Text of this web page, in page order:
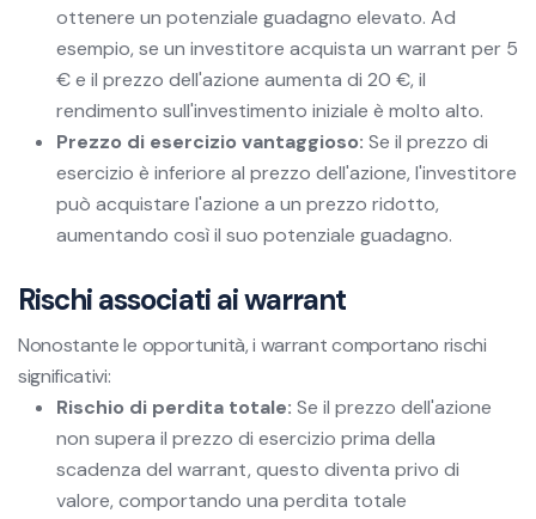
ottenere un potenziale guadagno elevato. Ad
esempio, se un investitore acquista un warrant per 5
€ e il prezzo dell'azione aumenta di 20 €, il
rendimento sull'investimento iniziale è molto alto.
Prezzo di esercizio vantaggioso: Se il prezzo di
esercizio è inferiore al prezzo dell'azione, l'investitore
può acquistare l'azione a un prezzo ridotto,
aumentando così il suo potenziale guadagno.
Rischi associati ai warrant
Nonostante le opportunità, i warrant comportano rischi
significativi:
Rischio di perdita totale: Se il prezzo dell'azione
non supera il prezzo di esercizio prima della
scadenza del warrant, questo diventa privo di
valore, comportando una perdita totale